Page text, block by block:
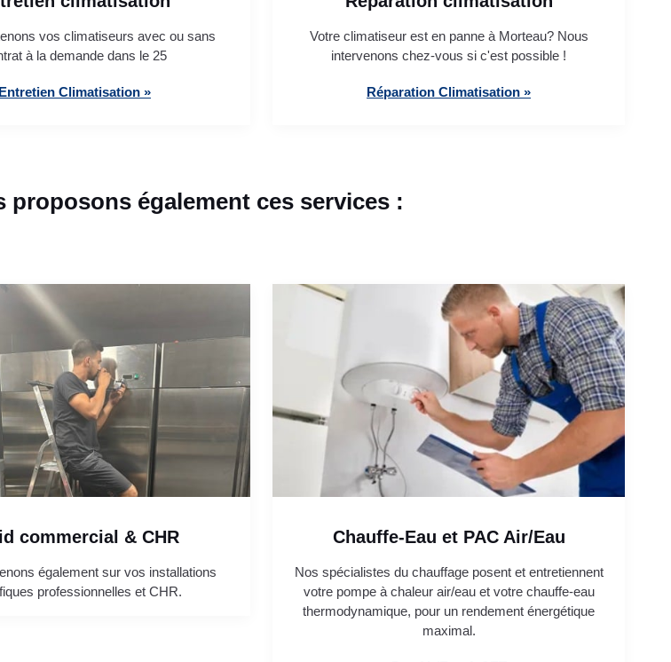
vos climatiseurs avec ou sans
à la demande dans le 25
Entretien Climatisation »
Votre climatiseur est en panne à Morteau? Nous
intervenons chez-vous si c'est possible !
Réparation Climatisation »
proposons également ces services :
commercial & CHR
également sur vos installations
professionnelles et CHR.
Chauffe-Eau et PAC Air/Eau
Nos spécialistes du chauffage posent et entretiennent
votre pompe à chaleur air/eau et votre chauffe-eau
thermodynamique, pour un rendement énergétique
maximal.